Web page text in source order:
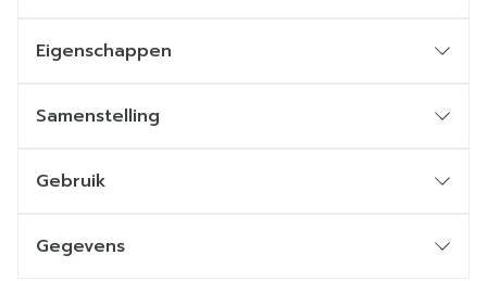
Eigenschappen
Samenstelling
Gebruik
Gegevens